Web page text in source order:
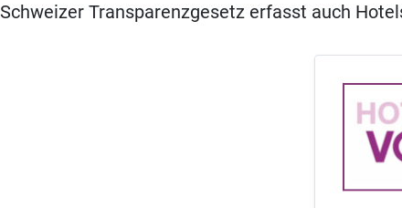
Schweizer Transparenzgesetz erfasst auch